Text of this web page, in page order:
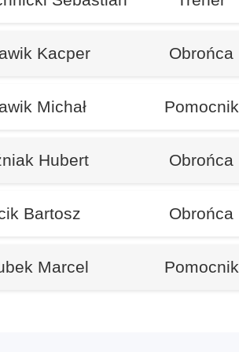
Kacper Obrońca
Michał Pomocnik
Hubert Obrońca
Bartosz Obrońca
Marcel Pomocnik